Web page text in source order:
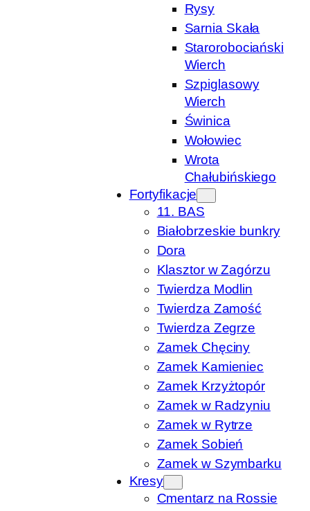
Rysy
Sarnia Skała
Starorobociański
Wierch
Szpiglasowy
Wierch
Świnica
Wołowiec
Wrota
Chałubińskiego
Fortyfikacje
11. BAS
Białobrzeskie bunkry
Dora
Klasztor w Zagórzu
Twierdza Modlin
Twierdza Zamość
Twierdza Zegrze
Zamek Chęciny
Zamek Kamieniec
Zamek Krzyżtopór
Zamek w Radzyniu
Zamek w Rytrze
Zamek Sobień
Zamek w Szymbarku
Kresy
Cmentarz na Rossie